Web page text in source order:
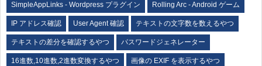
SimpleAppLinks - Wordpress プラグイン Rolling Arc - Android ゲーム
IP アドレス確認 User Agent 確認 テキストの文字数を数えるやつ
テキストの差分を確認するやつ パスワードジェネレーター
16進数,10進数,2進数変換するやつ 画像の EXIF を表示するやつ